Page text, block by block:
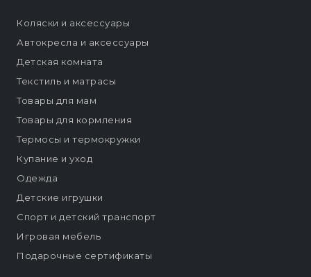
Коляски и аксессуары
Автокресла и аксессуары
Детская комната
Текстиль и матрасы
Товары для мам
Товары для кормления
Термосы и термокружки
Купание и уход
Одежда
Детские игрушки
Спорт и детский транспорт
Игровая мебель
Подарочные сертификаты